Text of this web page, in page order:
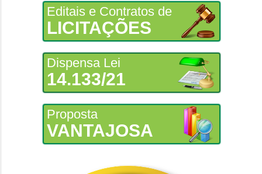
Editais e Contratos de
LICITAÇÕES
Dispensa Lei
14.133/21
Proposta
VANTAJOSA